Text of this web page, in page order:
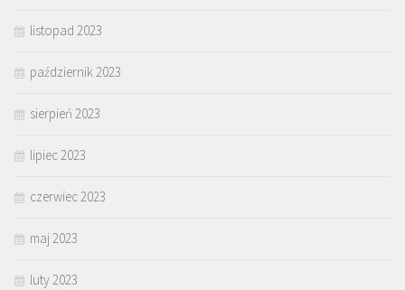
listopad 2023
październik 2023
sierpień 2023
lipiec 2023
czerwiec 2023
maj 2023
luty 2023